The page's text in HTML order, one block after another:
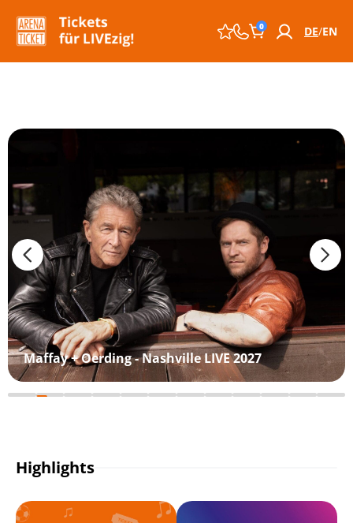
0 DE EN
Maffay + Oerding - Nashville LIVE 2027
Highlights